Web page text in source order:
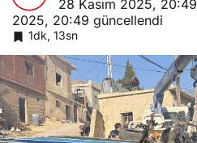
28 Kasım 2025, 20:49
2025, 20:49 güncellendi
1dk, 13sn